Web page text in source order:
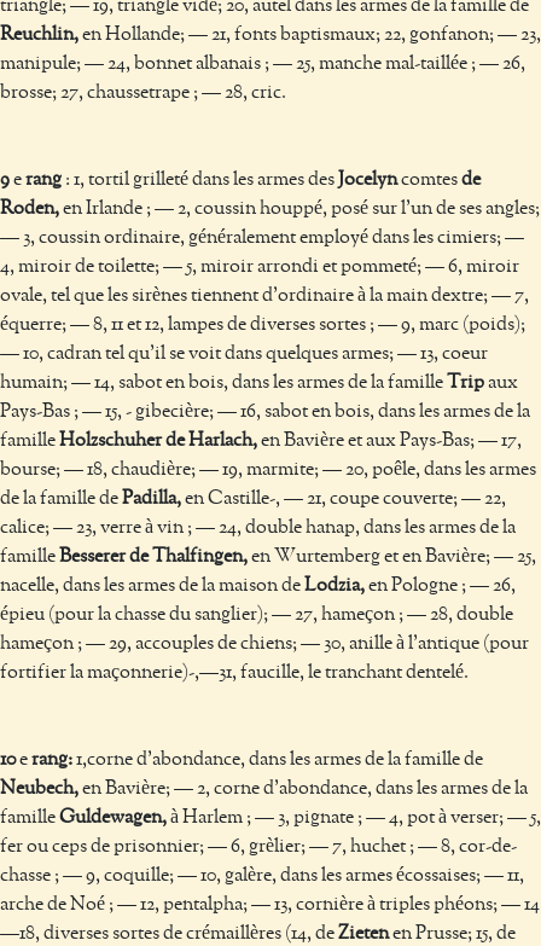
triangle; — 19, triangle vidé; 20, autel dans les armes de la famille de
Reuchlin,en Hollande; — 21, fonts baptismaux; 22, gonfanon; — 23,
manipule; — 24, bonnet albanais ; — 25, manche mal-taillée ; — 26,
brosse; 27, chaussetrape ; — 28, cric.
9erang : 1, tortil grilleté dans les armes des Jocelyncomtesde
Roden,en Irlande ; — 2, coussin houppé, posé sur l’un de ses angles;
— 3, coussin ordinaire, généralement employé dans les cimiers; —
4, miroir de toilette; — 5, miroir arrondi et pommeté; — 6, miroir
ovale, tel que les sirènes tiennent d’ordinaire à la main dextre; — 7,
équerre; — 8, 11 et 12, lampes de diverses sortes ; — 9, marc (poids);
— 10, cadran tel qu’il se voit dans quelques armes; — 13, coeur
humain; — 14, sabot en bois, dans les armes de la famille Tripaux
Pays-Bas ; — 15, - gibecière; — 16, sabot en bois, dans les armes de la
familleHolzschuher de Harlach,en Bavière et aux Pays-Bas; — 17,
bourse; — 18, chaudière; — 19, marmite; — 20, poêle, dans les armes
de la famille dePadilla,en Castille-, — 21, coupe couverte; — 22,
calice; — 23, verre à vin ; — 24, double hanap, dans les armes de la
familleBesserer de Thalfingen,en Wurtemberg et en Bavière; — 25,
nacelle, dans les armes de la maison deLodzia,en Pologne ; — 26,
épieu (pour la chasse du sanglier); — 27, hameçon ; — 28, double
hameçon ; — 29, accouples de chiens; — 30, anille à l’antique (pour
fortifier la maçonnerie)-,—31, faucille, le tranchant dentelé.
10erang:1,corne d’abondance, dans les armes de la famille de
Neubech,en Bavière; — 2, corne d’abondance, dans les armes de la
familleGuldewagen,à Harlem ; — 3, pignate ; — 4, pot à verser; — 5,
fer ou ceps de prisonnier; — 6, grèlier; — 7, huchet ; — 8, cor-de-
chasse ; — 9, coquille; — 10, galère, dans les armes écossaises; — 11,
arche de Noé ; — 12, pentalpha; — 13, cornière à triples phéons; — 14
—18, diverses sortes de crémaillères (14, deZietenen Prusse; 15, de